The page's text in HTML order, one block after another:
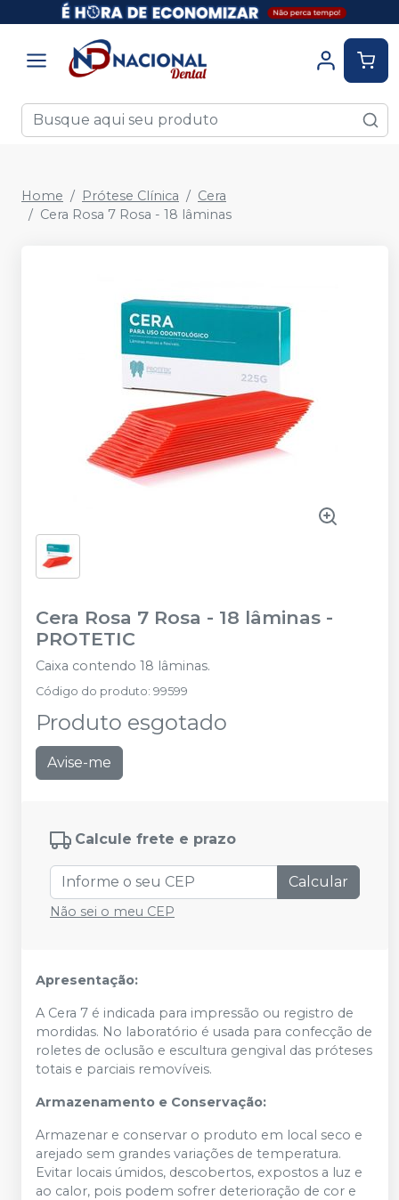
Home Prótese Clínica
Cera
Cera Rosa 7 Rosa - 18 lâminas
Cera Rosa 7 Rosa - 18 lâminas -
PROTETIC
Caixa contendo 18 lâminas.
Código do produto: 99599
Produto esgotado
Avise-me
Calcule frete e prazo
Calcular
Não sei o meu CEP
Apresentação:
A Cera 7 é indicada para impressão ou registro de
mordidas. No laboratório é usada para confecção de
roletes de oclusão e escultura gengival das próteses
totais e parciais removíveis.
Armazenamento e Conservação:
Armazenar e conservar o produto em local seco e
arejado sem grandes variações de temperatura.
Evitar locais úmidos, descobertos, expostos a luz e
ao calor, pois podem sofrer deterioração de cor e